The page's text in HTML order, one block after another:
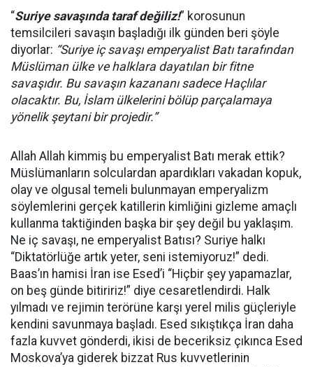
“Suriye savaşında taraf değiliz!” korosunun
temsilcileri savaşın başladığı ilk günden beri şöyle
diyorlar: “Suriye iç savaşı emperyalist Batı tarafından
Müslüman ülke ve halklara dayatılan bir fitne
savaşıdır. Bu savaşın kazananı sadece Haçlılar
olacaktır. Bu, İslam ülkelerini bölüp parçalamaya
yönelik şeytani bir projedir.”
Allah Allah kimmiş bu emperyalist Batı merak ettik?
Müslümanların solculardan apardıkları vakadan kopuk,
olay ve olgusal temeli bulunmayan emperyalizm
söylemlerini gerçek katillerin kimliğini gizleme amaçlı
kullanma taktiğinden başka bir şey değil bu yaklaşım.
Ne iç savaşı, ne emperyalist Batısı? Suriye halkı
“Diktatörlüğe artık yeter, seni istemiyoruz!” dedi.
Baas’ın hamisi İran ise Esed’i “Hiçbir şey yapamazlar,
on beş günde bitiririz!” diye cesaretlendirdi. Halk
yılmadı ve rejimin terörüne karşı yerel milis güçleriyle
kendini savunmaya başladı. Esed sıkıştıkça İran daha
fazla kuvvet gönderdi, ikisi de beceriksiz çıkınca Esed
Moskova’ya giderek bizzat Rus kuvvetlerinin